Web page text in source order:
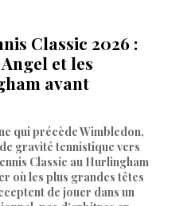
Classic 2026 :
et les
avant
qui précède Wimbledon,
gravité tennistique vers
Classic au Hurlingham
où les plus grandes têtes
de jouer dans un